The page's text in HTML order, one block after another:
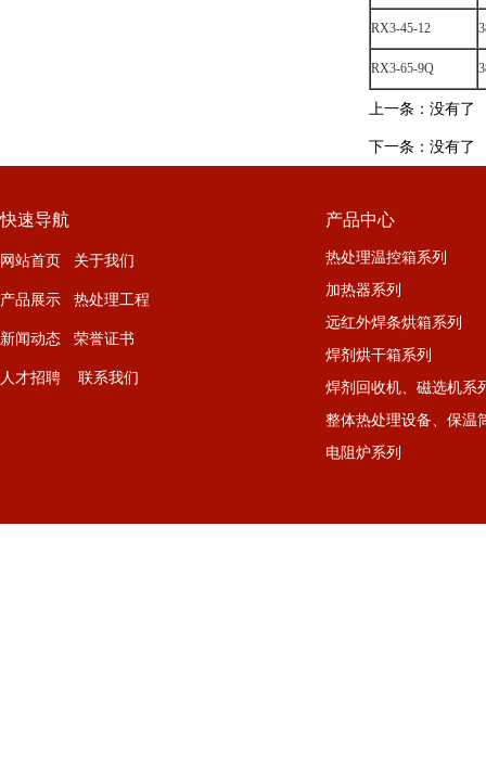
RX3-45-12
RX3-65-9Q
上一条：没有了
下一条：没有了
快速导航
网站首页 关于我们
产品展示 热处理工程
新闻动态 荣誉证书
人才招聘 联系我们
产品中心
热处理温控箱系列
加热器系列
远红外焊条烘箱系列
焊剂烘干箱系列
焊剂回收机、磁选机系
整体热处理设备、保温
电阻炉系列